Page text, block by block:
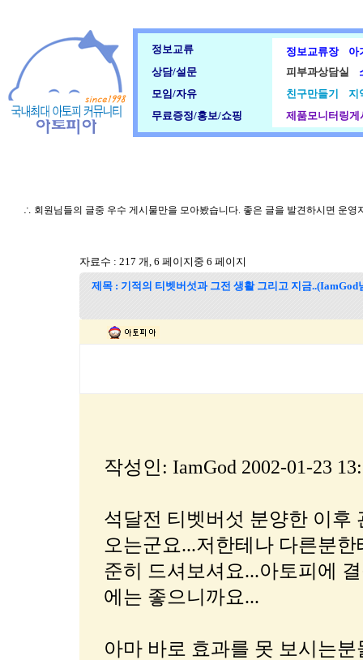
정보교류 정보교류장
아
상담/설문
피부과상담실
모임/자유
친구만들기
지
무료증정/홍보/쇼핑
제품모니터링게
∴ 회원님들의 글중 우수 게시물만을 모아봤습니다. 좋은 글을 발견하시면 운영
자료수 : 217 개, 6 페이지중 6 페이지
제목 : 기적의 티벳버섯과 그전 생활 그리고 지금..(IamGod
작성인: IamGod 2002-01-23
석달전 티벳버섯 분양한 이후
오는군요...저한테나 다른분
준히 드셔보셔요...아토피에
에는 좋으니까요...
아마 바로 효과를 못 보시는